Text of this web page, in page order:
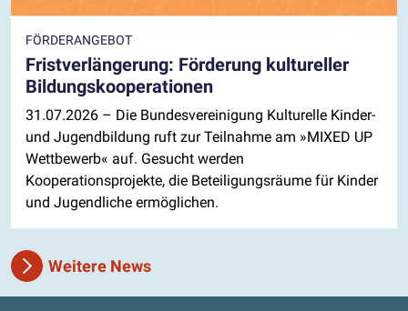
FÖRDERANGEBOT
Fristverlängerung: Förderung kultureller
Bildungskooperationen
31.07.2026 – Die Bundesvereinigung Kulturelle Kinder-
und Jugendbildung ruft zur Teilnahme am »MIXED UP
Wettbewerb« auf. Gesucht werden
Kooperationsprojekte, die Beteiligungsräume für Kinder
und Jugendliche ermöglichen.
Weitere News